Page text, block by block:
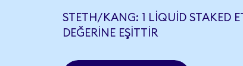
STETH/KANG: 1 LIQUID STAKED
DEĞERINE EŞITTIR